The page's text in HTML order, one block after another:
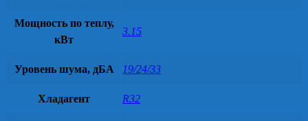
Мощность по теплу,
кВт
3.15
Уровень шума, дБА 19/24/33
Хладагент R32